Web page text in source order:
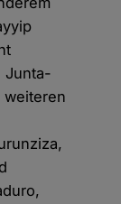
Junta-
weiteren